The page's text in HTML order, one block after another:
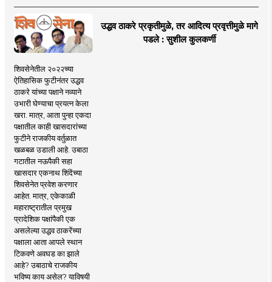
उद्धव ठाकरे प्रकृतीमुळे, तर आदित्य प्रवृत्तीमुळे मागे
पडले : सुशील कुलकर्णी
शिवसेनेतील २०२२च्या
ऐतिहासिक फुटीनंतर उद्धव
ठाकरे यांच्या पक्षाने नव्याने
उभारी घेण्याचा प्रयत्न केला
खरा. मात्र, आता पुन्हा एकदा
पक्षातील काही खासदारांच्या
फुटीने राजकीय वर्तुळात
खळबळ उडाली आहे. उबाठा
गटातील नऊपैकी सहा
खासदार एकनाथ शिंदेंच्या
शिवसेनेत प्रवेश करणार
आहेत. मात्र, एकेकाळी
महाराष्ट्रातील प्रमुख
प्रादेशिक पक्षांपैकी एक
असलेल्या उद्धव ठाकरेंच्या
पक्षाला आता आपले स्थान
टिकवणे अवघड का झाले
आहे? उबाठाचे राजकीय
भविष्य काय असेल? याविषयी